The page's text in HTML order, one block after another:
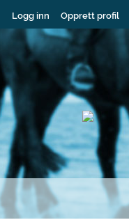
Logg inn Opprett profil